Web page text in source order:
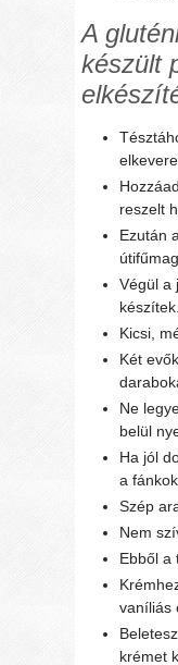
A
készült
reszelt
Ezután
Végül a
készítek.
Kicsi,
Két
Ne
belül
Ha jól
a fánkok.
Szép
Nem
Ebből a
vaníliás
krémet